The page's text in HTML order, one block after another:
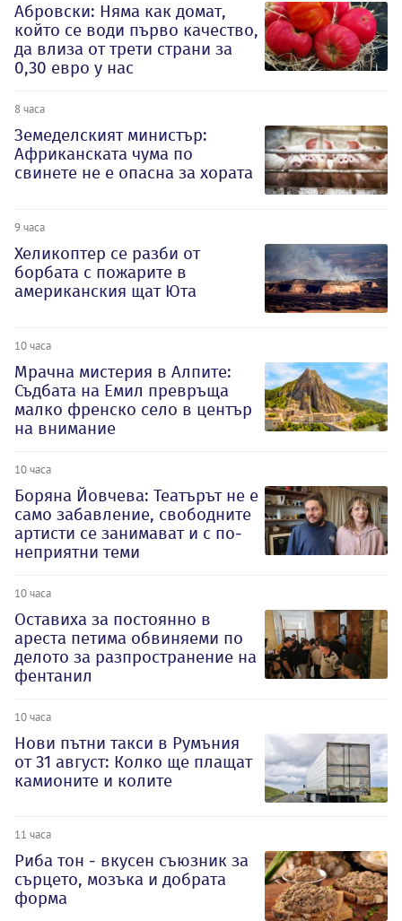
Абровски: Няма как домат,
който се води първо качество,
да влиза от трети страни за
0,30 евро у нас
8 часа
Земеделският министър:
Африканската чума по
свинете не е опасна за хората
9 часа
Хеликоптер се разби от
борбата с пожарите в
американския щат Юта
10 часа
Мрачна мистерия в Алпите:
Съдбата на Емил превръща
малко френско село в център
на внимание
10 часа
Боряна Йовчева: Театърът не е
само забавление, свободните
артисти се занимават и с по-
неприятни теми
10 часа
Оставиха за постоянно в
ареста петима обвиняеми по
делото за разпространение на
фентанил
10 часа
Нови пътни такси в Румъния
от 31 август: Колко ще плащат
камионите и колите
11 часа
Риба тон - вкусен съюзник за
сърцето, мозъка и добрата
форма